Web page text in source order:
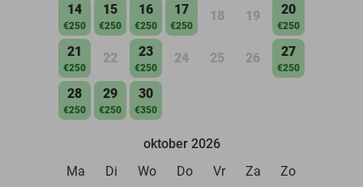
14
€250
15
€250
16
€250
17
€250
18 19 20
€250
21
€250
22 23
€250
24 25 26 27
€250
28
€250
29
€250
30
€350
oktober 2026
Ma
Di Wo Do Vr Za Zo